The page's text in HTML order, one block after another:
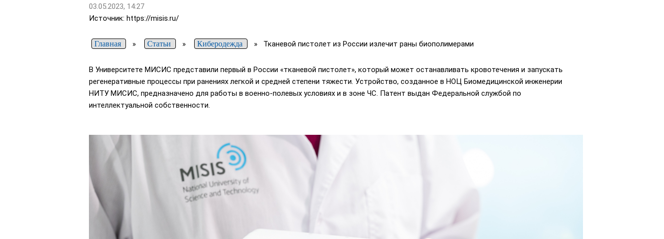
03.05.2023, 14:27
Источник: https://misis.ru/
Главная » Статьи » Киберодежда » Тканевой пистолет из России излечит раны биополимерами
В Университете МИСИС представили первый в России «тканевой пистолет», который может останавливать кровотечения и запускать
регенеративные процессы при ранениях легкой и средней степени тяжести. Устройство, созданное в НОЦ Биомедицинской инженерии
НИТУ МИСИС, предназначено для работы в военно-полевых условиях и в зоне ЧС. Патент выдан Федеральной службой по
интеллектуальной собственности.